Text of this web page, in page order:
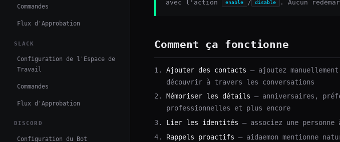
Commandes
Flux d'Approbation
SLACK
Configuration de l'Espace de
Travail
Commandes
Flux d'Approbation
DISCORD
Configuration du Bot
avec l'action enable / disable . Aucun
Comment ça fonctionne
Ajouter des contacts — ajoutez
découvrir à travers les conversations
Mémoriser les détails — anniversaires,
professionnelles et plus encore
Lier les identités — associez une
Rappels proactifs — aidaemon mentionne